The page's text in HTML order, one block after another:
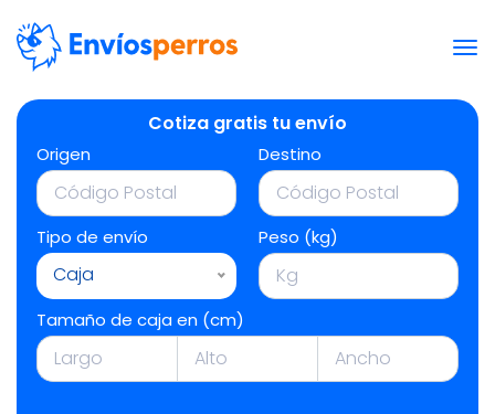
Cotiza gratis tu envío
Origen Destino
Tipo de envío
Caja
Peso (kg)
Tamaño de caja en (cm)